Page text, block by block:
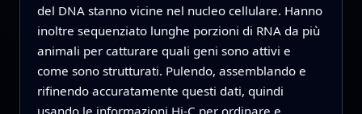
del DNA stanno vicine nel nucleo cellulare. Hanno
inoltre sequenziato lunghe porzioni di RNA da più
animali per catturare quali geni sono attivi e
come sono strutturati. Pulendo, assemblando e
rifinendo accuratamente questi dati, quindi